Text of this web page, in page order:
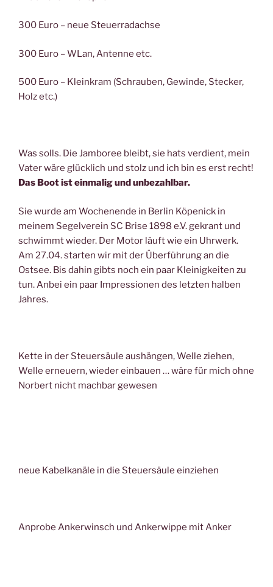
300 Euro – neue Steuerradachse
300 Euro – WLan, Antenne etc.
500 Euro – Kleinkram (Schrauben, Gewinde, Stecker,
Holz etc.)
Was solls. Die Jamboree bleibt, sie hats verdient, mein
Vater wäre glücklich und stolz und ich bin es erst recht!
Das Boot ist einmalig und unbezahlbar.
Sie wurde am Wochenende in Berlin Köpenick in
meinem Segelverein SC Brise 1898 e.V. gekrant und
schwimmt wieder. Der Motor läuft wie ein Uhrwerk.
Am 27.04. starten wir mit der Überführung an die
Ostsee. Bis dahin gibts noch ein paar Kleinigkeiten zu
tun. Anbei ein paar Impressionen des letzten halben
Jahres.
Kette in der Steuersäule aushängen, Welle ziehen,
Welle erneuern, wieder einbauen … wäre für mich ohne
Norbert nicht machbar gewesen
neue Kabelkanäle in die Steuersäule einziehen
Anprobe Ankerwinsch und Ankerwippe mit Anker